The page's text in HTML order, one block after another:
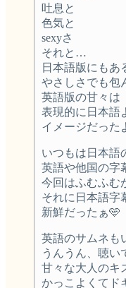
吐息と
色気と
sexyさ
それと…
日本語版にもあ
やさしさでも包
英語版の甘々は
表現的に日本語
イメージだった
いつもは日本語
英語や他国の字
今回はふむふむ
それに日本語字
新鮮だったぁ🩵
英語のサムネも
うんうん、聴い
甘々な大人の
かっこよくてド